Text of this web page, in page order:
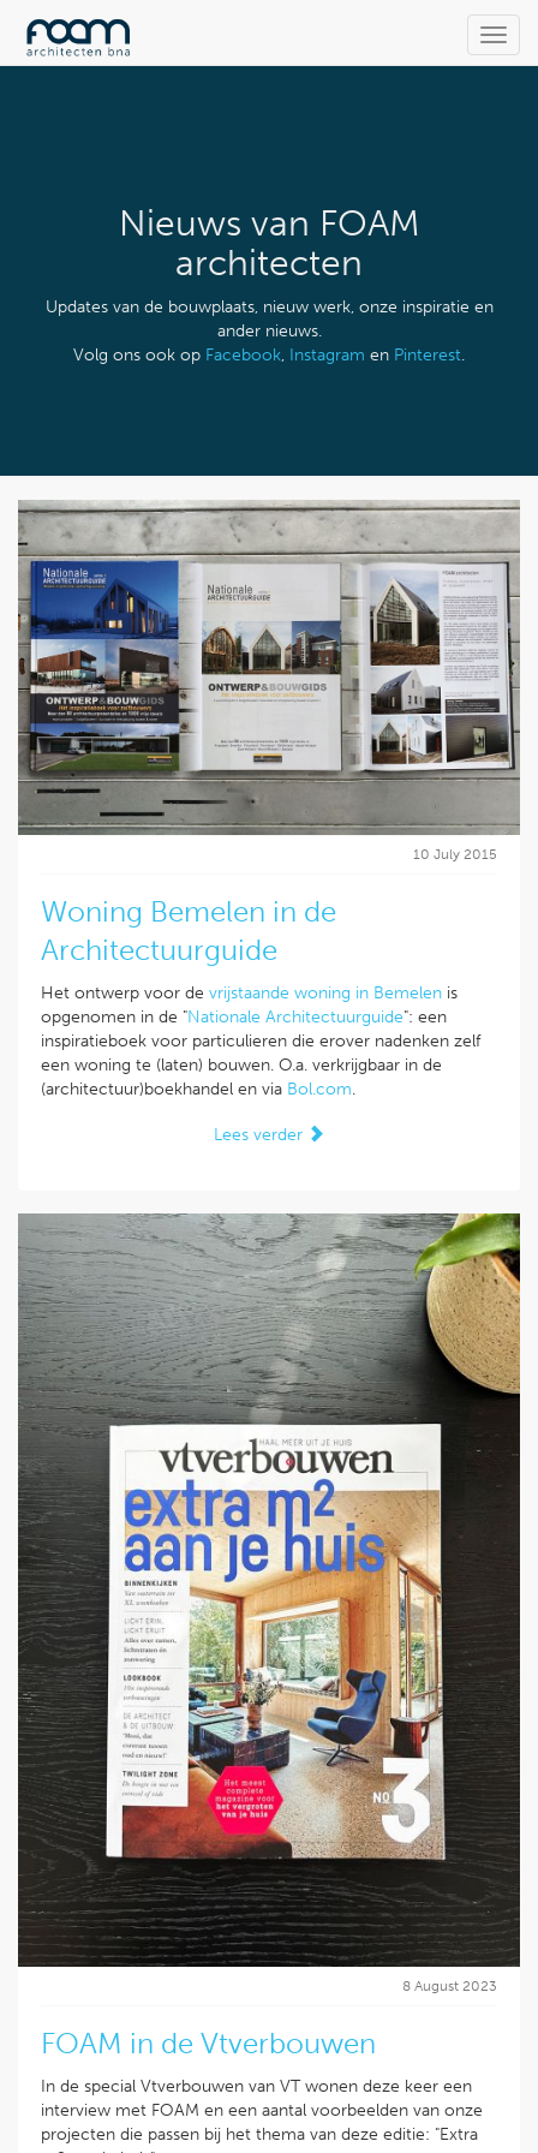
Nieuws van FOAM
architecten
Updates van de bouwplaats, nieuw werk, onze inspiratie en
ander nieuws.
Volg ons ook op Facebook, Instagram en Pinterest.
10 July 2015
Woning Bemelen in de
Architectuurguide
Het ontwerp voor de vrijstaande woning in Bemelen is
opgenomen in de "Nationale Architectuurguide": een
inspiratieboek voor particulieren die erover nadenken zelf
een woning te (laten) bouwen. O.a. verkrijgbaar in de
(architectuur)boekhandel en via Bol.com.
Lees verder
8 August 2023
FOAM in de Vtverbouwen
In de special Vtverbouwen van VT wonen deze keer een
interview met FOAM en een aantal voorbeelden van onze
projecten die passen bij het thema van deze editie: "Extra